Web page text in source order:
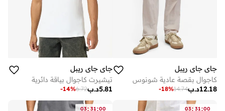
جاي جاي ريبل
كاجوال بقصة عادية شونوس
د.ب12.18
14.74
-18%
جاي جاي ريبل
تيشيرت كاجوال بياقة دائرية
د.ب5.81
6.72
-14%
03: 31:00
03: 31:00